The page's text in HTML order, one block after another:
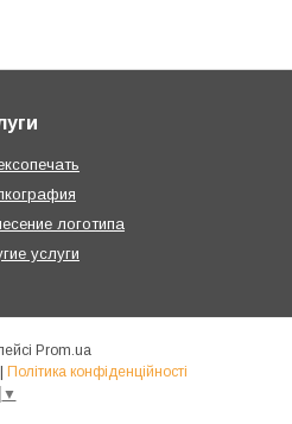
логотипа
услуги
Prom.ua
Політика конфіденційності
▼